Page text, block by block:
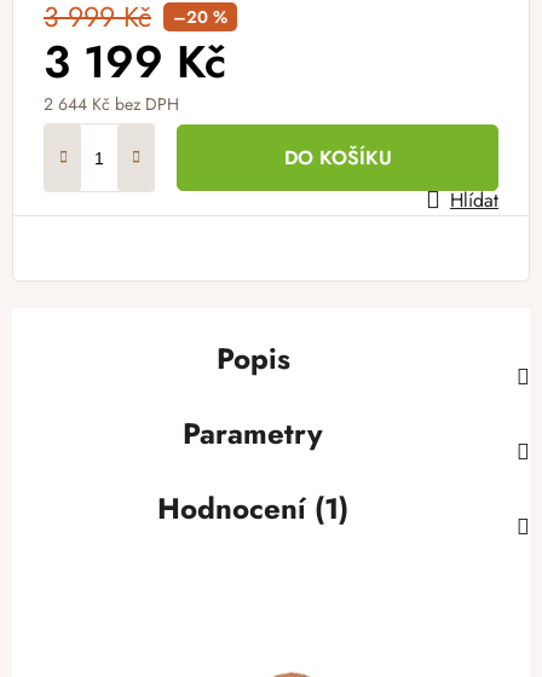
3 999 Kč –20 %
3 199 Kč
2 644 Kč bez DPH
DO KOŠÍKU
Hlídat
Popis
Parametry
Hodnocení (1)